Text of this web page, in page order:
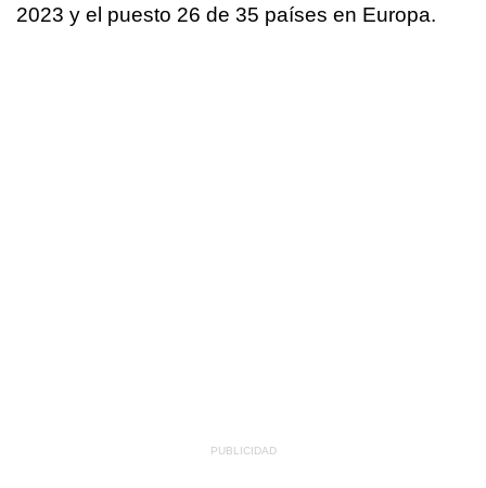
2023 y el puesto 26 de 35 países en Europa.